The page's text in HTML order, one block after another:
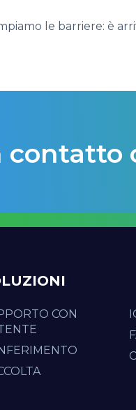
le barriere: è
contatto
CON